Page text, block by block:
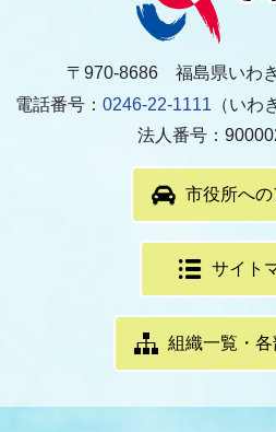
〒970-8686 福島県いわ
電話番号： 0246-22-1111 （いわ
法人番号：
市役所への
サイト
組織一覧・